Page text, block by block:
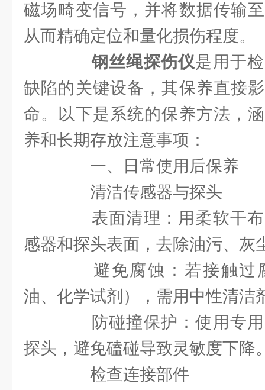
磁场畸变信号，并将数据传输
从而精确定位和量化损伤程度。
钢丝绳探伤仪是用于
缺陷的关键设备，其保养直接
命。以下是系统的保养方法，
养和长期存放注意事项：
一、日常使用后保养
清洁传感器与探头
表面清理：用柔软干布
感器和探头表面，去除油污、灰
避免腐蚀：若接触过
油、化学试剂），需用中性清洁
防碰撞保护：使用专用
探头，避免磕碰导致灵敏度下降
检查连接部件